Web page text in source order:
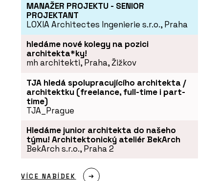
MANAŽER PROJEKTU - SENIOR
PROJEKTANT
LOXIA Architectes Ingenierie s.r.o., Praha
hledáme nové kolegy na pozici
architekta*ky!
mh architekti, Praha, Žižkov
TJA hledá spolupracujícího architekta /
architektku (freelance, full-time i part-
time)
TJA_Prague
Hledáme junior architekta do našeho
týmu! Architektonický ateliér BekArch
BekArch s.r.o., Praha 2
VÍCE NABÍDEK